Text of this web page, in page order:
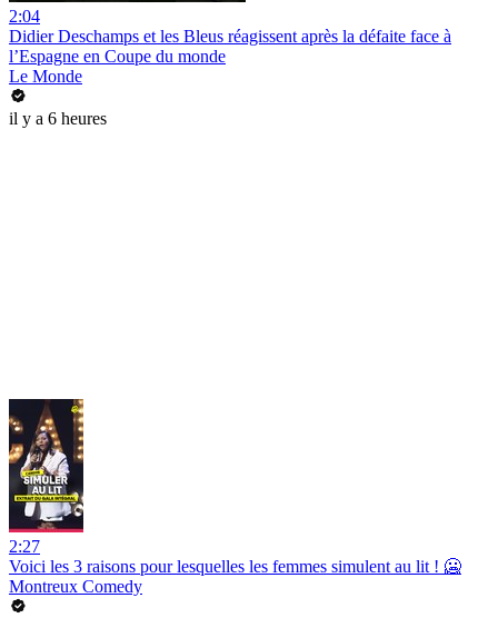
2:04
Didier Deschamps et les Bleus réagissent après la défaite face à
l’Espagne en Coupe du monde
Le Monde
il y a 6 heures
2:27
Voici les 3 raisons pour lesquelles les femmes simulent au lit ! 🥶
Montreux Comedy